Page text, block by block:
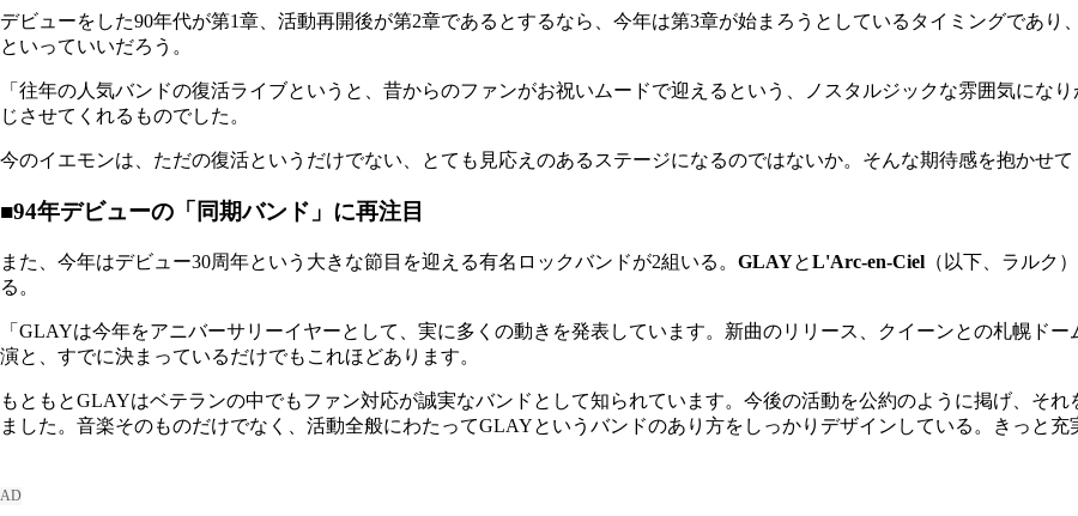
デビューをした90年代が第1章、活動再開後が第2章であるとするなら、今年は第3章が始まろうとしているタイミングであ
といっていいだろう。
「往年の人気バンドの復活ライブというと、昔からのファンがお祝いムードで迎えるという、ノスタルジックな雰囲気にな
じさせてくれるものでした。
今のイエモンは、ただの復活というだけでない、とても見応えのあるステージになるのではないか。そんな期待感を抱かせて
■94年デビューの「同期バンド」に再注目
また、今年はデビュー30周年という大きな節目を迎える有名ロックバンドが2組いる。 GLAYとL'Arc-en-Ciel （以下、ラルク
る。
「GLAYは今年をアニバーサリーイヤーとして、実に多くの動きを発表しています。新曲のリリース、クイーンとの札幌ド
演と、すでに決まっているだけでもこれほどあります。
もともとGLAYはベテランの中でもファン対応が誠実なバンドとして知られています。今後の活動を公約のように掲げ、そ
ました。音楽そのものだけでなく、活動全般にわたってGLAYというバンドのあり方をしっかりデザインしている。きっと充